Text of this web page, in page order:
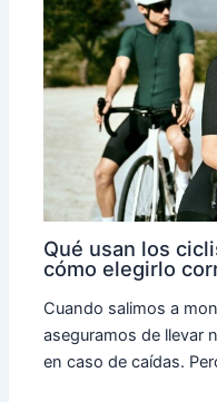
Qué usan los
cómo elegirlo
Cuando salimos a
aseguramos de llevar
en caso de caídas.